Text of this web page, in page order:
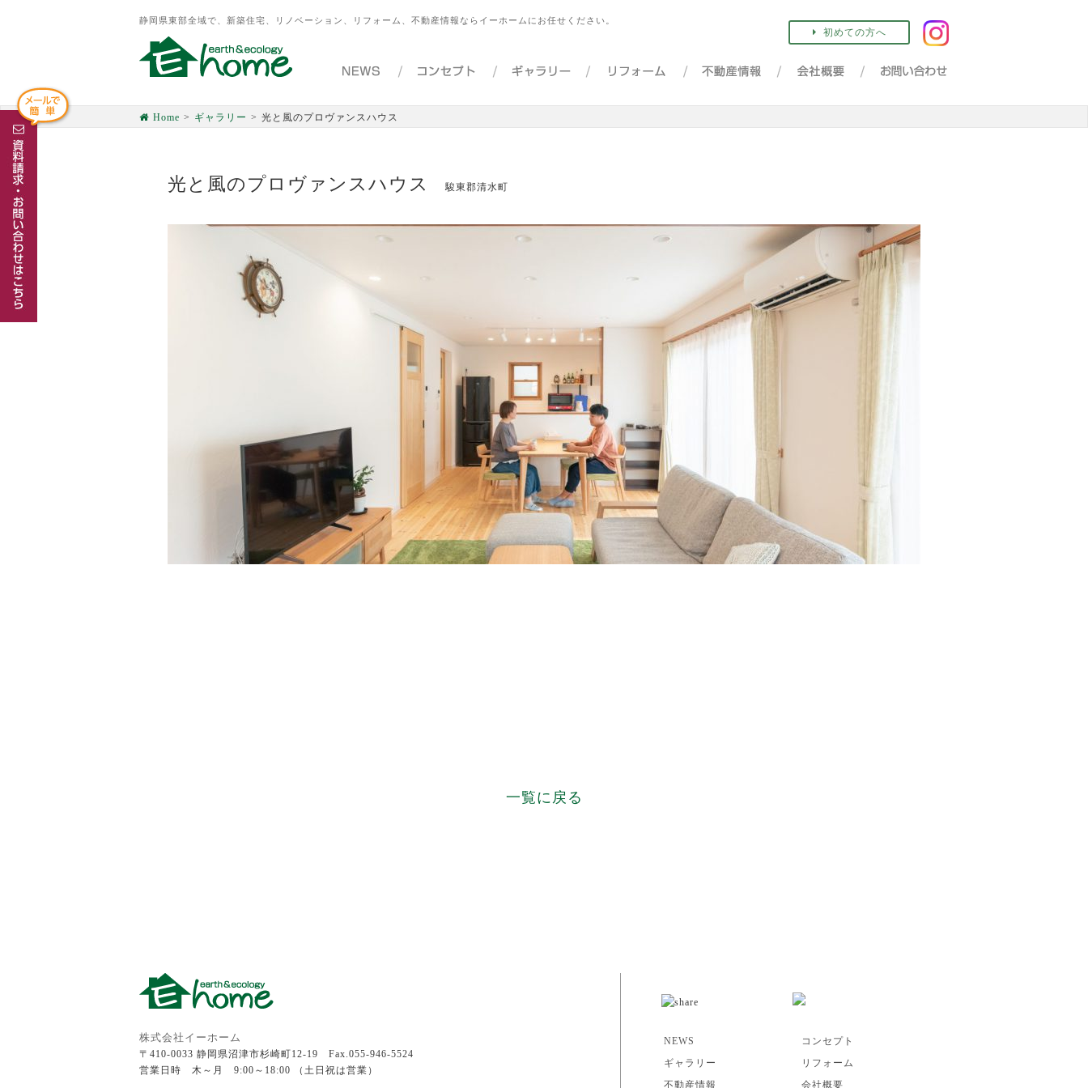
静岡県東部全域で、新築住宅、リノベーション、リフォーム、不動産情報ならイーホームにお任せください。
初めての方へ
Home ギャラリー 光と風のプロヴァンスハウス
光と風のプロヴァンスハウス 駿東郡清水町
一覧に戻る
株式会社イーホーム
〒410-0033 静岡県沼津市杉崎町12-19 Fax.055-946-5524
営業日時 木～月 9:00～18:00 （土日祝は営業）
NEWS
コンセプト
ギャラリー
リフォーム
不動産情報
会社概要